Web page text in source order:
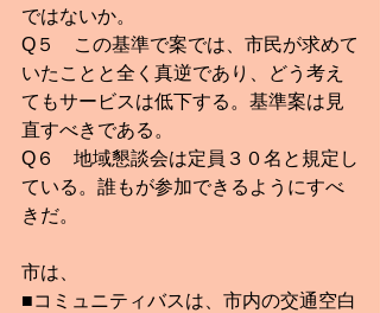
ではないか。
Q５　この基準で案では、市民が求めて
いたことと全く真逆であり、どう考え
てもサービスは低下する。基準案は見
直すべきである。
Q６　地域懇談会は定員３０名と規定し
ている。誰もが参加できるようにすべ
きだ。
市は、
■コミュニティバスは、市内の交通空白